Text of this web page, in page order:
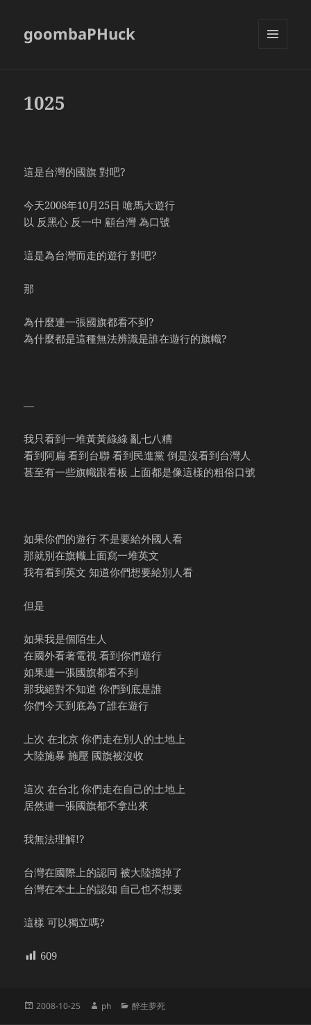
goombaPHuck
1025
這是台灣的國旗 對吧?
今天2008年10月25日 嗆馬大遊行
以 反黑心 反一中 顧台灣 為口號
這是為台灣而走的遊行 對吧?
那
為什麼連一張國旗都看不到?
為什麼都是這種無法辨識是誰在遊行的旗幟?
—
我只看到一堆黃黃綠綠 亂七八糟
看到阿扁 看到台聯 看到民進黨 倒是沒看到台灣人
甚至有一些旗幟跟看板 上面都是像這樣的粗俗口號
如果你們的遊行 不是要給外國人看
那就別在旗幟上面寫一堆英文
我有看到英文 知道你們想要給別人看
但是
如果我是個陌生人
在國外看著電視 看到你們遊行
如果連一張國旗都看不到
那我絕對不知道 你們到底是誰
你們今天到底為了誰在遊行
上次 在北京 你們走在別人的土地上
大陸施暴 施壓 國旗被沒收
這次 在台北 你們走在自己的土地上
居然連一張國旗都不拿出來
我無法理解!?
台灣在國際上的認同 被大陸擋掉了
台灣在本土上的認知 自己也不想要
這樣 可以獨立嗎?
609
Posted
2008-10-25 Author
ph Categories
醉生夢死